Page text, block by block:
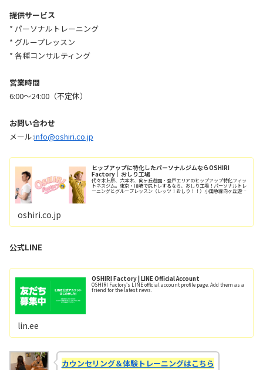
提供サービス
* パーソナルトレーニング
* グループレッスン
* 各種コンサルティング
営業時間
6:00〜24:00（不定休）
お問い合わせ
メール:info@oshiri.co.jp
ヒップアップに特化したパーソナルジムならOSHIRI
Factory｜おしり工場
代々木上原、六本木、向ヶ丘遊園・登戸エリアのヒップアップ特化フィッ
トネスジム。東京・川崎で尻トレするなら、おしり工場！パーソナルトレ
ーニングとグループレッスン（レッツ！おしり！！）小田急線向ヶ丘遊園
oshiri.co.jp
公式LINE
OSHIRI Factory | LINE Official Account
OSHIRI Factory's LINE official account profile page. Add them as a
friend for the latest news.
lin.ee
カウンセリング＆体験トレーニングはこちら